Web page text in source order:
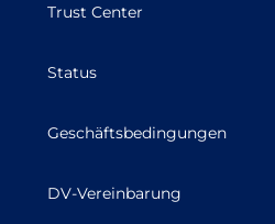
Trust Center
Status
Geschäftsbedingungen
DV-Vereinbarung